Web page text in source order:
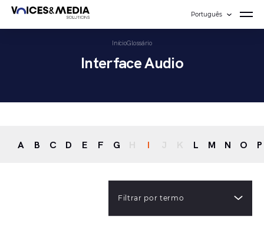
Português
InícioGlossário
Interface Audio
A B C D E F G I L M N O P
Filtrar por termo